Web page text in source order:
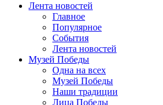
Лента новостей
Главное
Популярное
События
Лента новостей
Музей Победы
Одна на всех
Музей Победы
Наши традиции
Лица Победы